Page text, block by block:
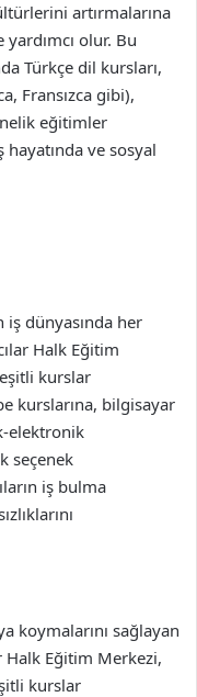
artırmalarına
olur. Bu
Türkçe dil kursları,
Fransızca gibi),
eğitimler
ve sosyal
iş dünyasında her
Halk Eğitim
kurslar
kurslarına, bilgisayar
elektronik
seçenek
iş bulma
koymalarını sağlayan
Halk Eğitim Merkezi,
kurslar